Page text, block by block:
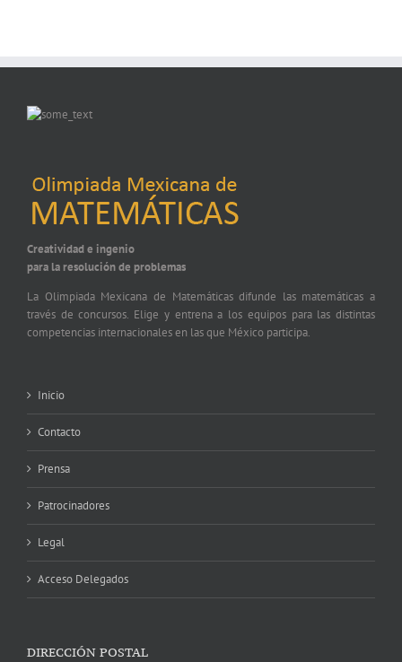
Creatividad e ingenio
para la resolución de problemas
La Olimpiada Mexicana de Matemáticas difunde las matemáticas a
través de concursos. Elige y entrena a los equipos para las distintas
competencias internacionales en las que México participa.
Inicio
Contacto
Prensa
Patrocinadores
Legal
Acceso Delegados
DIRECCIÓN POSTAL